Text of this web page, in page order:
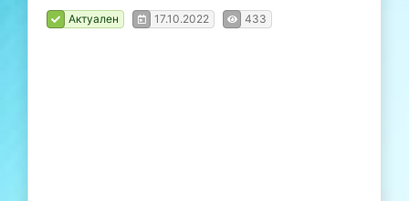
Актуален 17.10.2022 433